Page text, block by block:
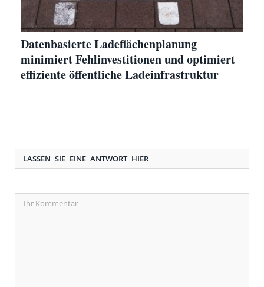
Datenbasierte Ladeflächenplanung
minimiert Fehlinvestitionen und optimiert
effiziente öffentliche Ladeinfrastruktur
LASSEN SIE EINE ANTWORT HIER